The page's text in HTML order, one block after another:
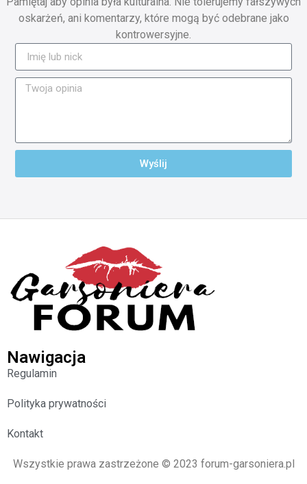
oskarżeń, ani komentarzy, które mogą być odebrane jako
kontrowersyjne.
Wyślij
Nawigacja
Regulamin
Polityka prywatności
Kontakt
Wszystkie prawa zastrzeżone © 2023 forum-garsoniera.pl